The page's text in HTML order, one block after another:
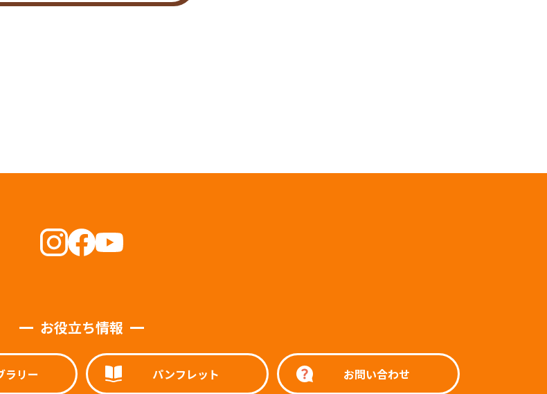
お役立ち情報
ラリー パンフレット お問い合わせ